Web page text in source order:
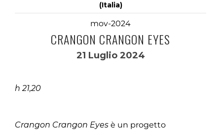
(Italia)
mov-2024
CRANGON CRANGON EYES
21 Luglio 2024
h 21,20
Crangon Crangon Eyes è un progetto